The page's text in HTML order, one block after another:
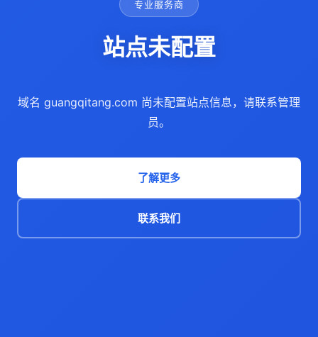
专业服务商
站点未配置
域名 guangqitang.com 尚未配置站点信息，请联系管理
员。
了解更多
联系我们